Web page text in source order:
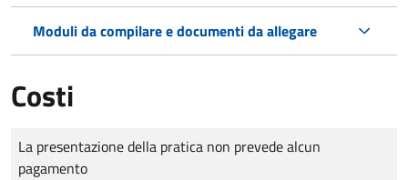
Moduli da compilare e documenti da allegare
Costi
Tipo di pagamento
Importo
La presentazione della pratica non prevede alcun
pagamento